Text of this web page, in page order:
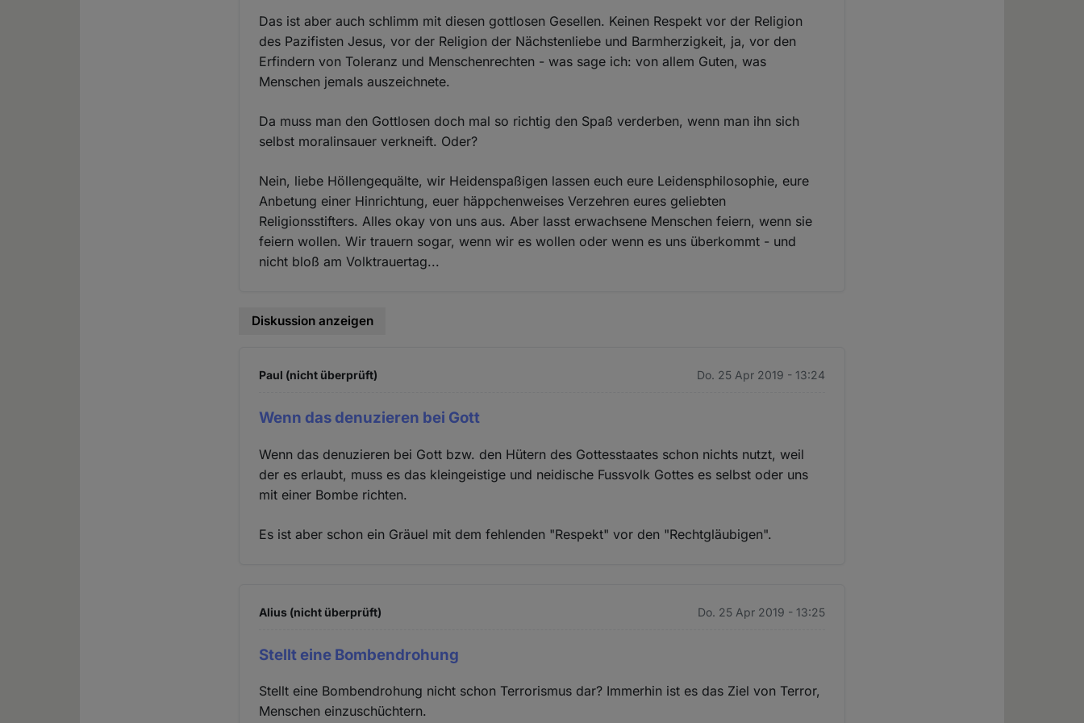
Das ist aber auch schlimm mit diesen gottlosen Gesellen. Keinen Respekt vor der Religion
des Pazifisten Jesus, vor der Religion der Nächstenliebe und Barmherzigkeit, ja, vor den
Erfindern von Toleranz und Menschenrechten - was sage ich: von allem Guten, was
Menschen jemals auszeichnete.
Da muss man den Gottlosen doch mal so richtig den Spaß verderben, wenn man ihn sich
selbst moralinsauer verkneift. Oder?
Nein, liebe Höllengequälte, wir Heidenspaßigen lassen euch eure Leidensphilosophie, eure
Anbetung einer Hinrichtung, euer häppchenweises Verzehren eures geliebten
Religionsstifters. Alles okay von uns aus. Aber lasst erwachsene Menschen feiern, wenn sie
feiern wollen. Wir trauern sogar, wenn wir es wollen oder wenn es uns überkommt - und
nicht bloß am Volktrauertag...
Diskussion anzeigen
Paul (nicht überprüft) Do. 25 Apr 2019 - 13:24
Wenn das denuzieren bei Gott
Wenn das denuzieren bei Gott bzw. den Hütern des Gottesstaates schon nichts nutzt, weil
der es erlaubt, muss es das kleingeistige und neidische Fussvolk Gottes es selbst oder uns
mit einer Bombe richten.
Es ist aber schon ein Gräuel mit dem fehlenden "Respekt" vor den "Rechtgläubigen".
Alius (nicht überprüft) Do. 25 Apr 2019 - 13:25
Stellt eine Bombendrohung
Stellt eine Bombendrohung nicht schon Terrorismus dar? Immerhin ist es das Ziel von Terror,
Menschen einzuschüchtern.